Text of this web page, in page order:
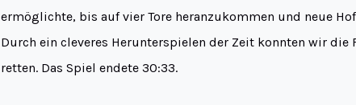
ermöglichte, bis auf vier Tore heranzukommen und neue
Durch ein cleveres Herunterspielen der Zeit konnten wir
retten. Das Spiel endete 30:33.